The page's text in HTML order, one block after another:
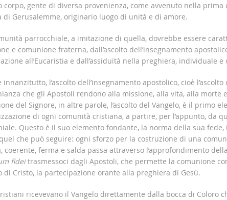
corpo, gente di diversa provenienza, come avvenuto nella prima
di Gerusalemme, originario luogo di unità e di amore.
parrocchiale, a imitazione di quella, dovrebbe essere
e comunione fraterna, dall’ascolto dell’insegnamento
all’Eucaristia e dall’assiduità nella preghiera, individuale e
innanzitutto, l’ascolto dell’insegnamento apostolico, cioè l’ascolto
che gli Apostoli rendono alla missione, alla vita, alla morte
del Signore, in altre parole, l’ascolto del Vangelo, è il primo
di ogni comunità cristiana, a partire, per l’appunto, da
Questo è il suo elemento fondante, la norma della sua
che può seguire: ogni sforzo per la costruzione di una
coerente, ferma e salda passa attraverso l’approfondimento
fideitrasmessoci dagli Apostoli, che permette la comunione
di Cristo, la partecipazione orante alla preghiera di Gesù.
ricevevano il Vangelo direttamente dalla bocca di Coloro